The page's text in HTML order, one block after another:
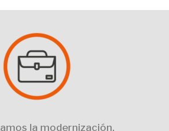
la modernización,